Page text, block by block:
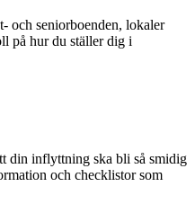
och seniorboenden, lokaler
på hur du ställer dig i
din inflyttning ska bli så smidig
och checklistor som